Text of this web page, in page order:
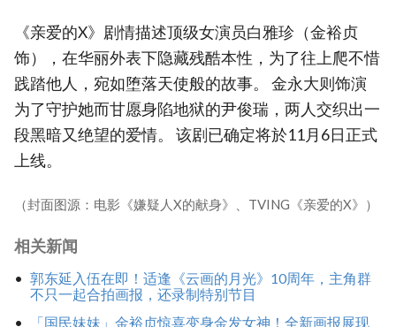
《亲爱的X》剧情描述顶级女演员白雅珍（金裕贞
饰），在华丽外表下隐藏残酷本性，为了往上爬不惜
践踏他人，宛如堕落天使般的故事。 金永大则饰演
为了守护她而甘愿身陷地狱的尹俊瑞，两人交织出一
段黑暗又绝望的爱情。 该剧已确定将於11月6日正式
上线。
（封面图源：电影《嫌疑人X的献身》、TVING《亲爱的X》）
相关新闻
郭东延入伍在即！适逢《云画的月光》10周年，主角群
不只一起合拍画报，还录制特别节目
「国民妹妹」金裕贞惊喜变身金发女神！全新画报展现